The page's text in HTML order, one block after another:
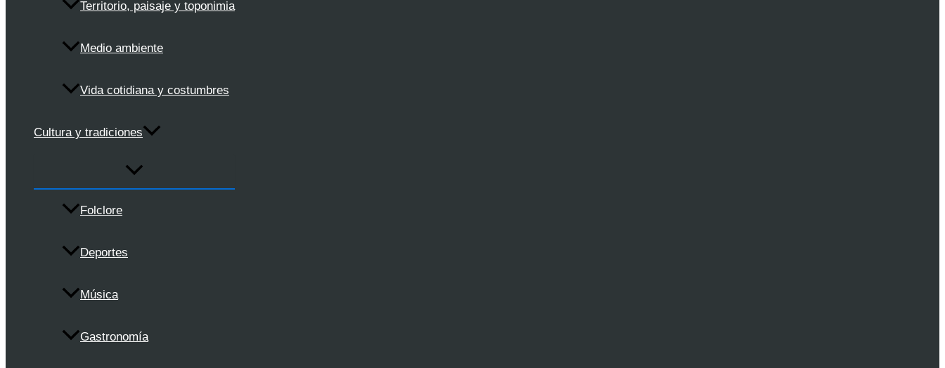
Territorio, paisaje y toponimia
Medio ambiente
Vida cotidiana y costumbres
Cultura y tradiciones
Folclore
Deportes
Música
Gastronomía